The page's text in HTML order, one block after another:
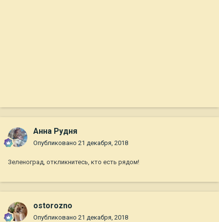
Анна Рудня
Опубликовано 21 декабря, 2018
Зеленоград, откликнитесь, кто есть рядом!
ostorozno
Опубликовано 21 декабря, 2018